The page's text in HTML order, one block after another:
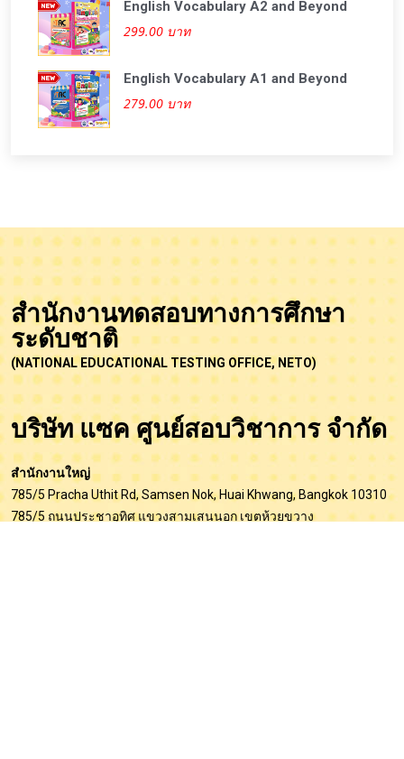
English Vocabulary A2 and Beyond
299.00 บาท
English Vocabulary A1 and Beyond
279.00 บาท
สำนักงานทดสอบทางการศึกษา
ระดับชาติ
(NATIONAL EDUCATIONAL TESTING OFFICE, NETO)
บริษัท แซค ศูนย์สอบวิชาการ จำกัด
สำนักงานใหญ่
785/5 Pracha Uthit Rd, Samsen Nok, Huai Khwang, Bangkok 10310
785/5 ถนนประชาอุทิศ แขวงสามเสนนอก เขตห้วยขวาง